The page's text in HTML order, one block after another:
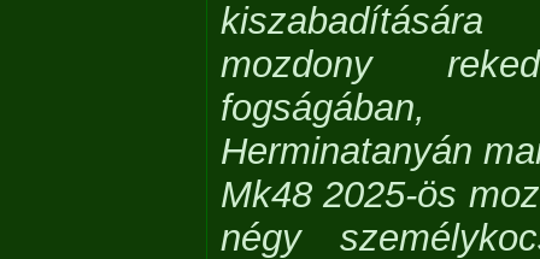
mozdony
Herminatanyán
Mk48 2025-ös
négy